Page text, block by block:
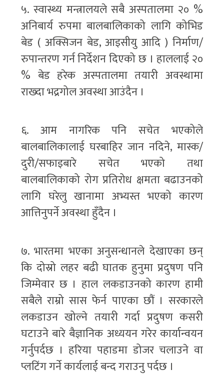
५. स्वास्थ्य मन्त्रालयले सबै अस्पतालमा २० %
अनिबार्य रुपमा बालबालिकाको लागि कोभिड
बेड ( अक्सिजन बेड, आइसीयु आदि ) निर्माण/
रुपान्तरण गर्न निर्देशन दिएको छ । हाललाई २०
% बेड हरेक अस्पतालमा तयारी अवस्थामा
राख्दा भद्रगोल अवस्था आउंदैन ।
६. आम नागरिक पनि सचेत भएकोले
बालबालिकालाई घरबाहिर जान नदिने, मास्क/
दुरी/सफाइबारे सचेत भएको तथा
बालबालिकाको रोग प्रतिरोध क्षमता बढाउनको
लागि घरेलु खानामा अभ्यस्त भएको कारण
आत्तिनुपर्ने अवस्था हुँदैन ।
७. भारतमा भएका अनुसन्धानले देखाएका छन्
कि दोस्रो लहर बढी घातक हुनुमा प्रदुषण पनि
जिम्मेवार छ । हाल लकडाउनको कारण हामी
सबैले राम्रो सास फेर्न पाएका छौं । सरकारले
लकडाउन खोल्ने तयारी गर्दा प्रदुषण कसरी
घटाउने बारे बैज्ञानिक अध्ययन गरेर कार्यान्वयन
गर्नुपर्दछ । हरिया पहाडमा डोजर चलाउने वा
प्लटिंग गर्ने कार्यलाई बन्द गराउनु पर्दछ ।